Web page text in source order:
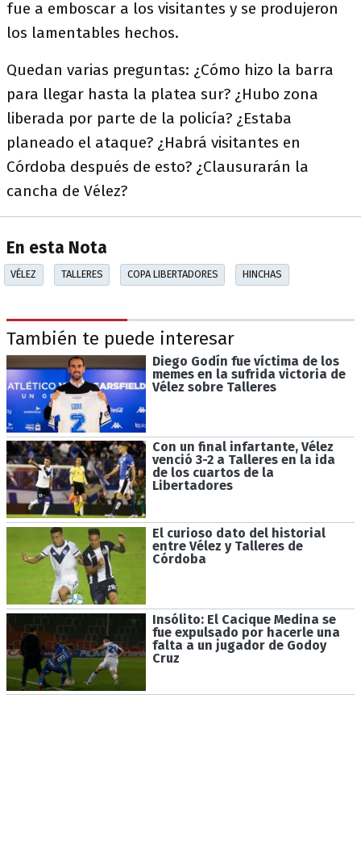
fue a emboscar a los visitantes y se produjeron
los lamentables hechos.
Quedan varias preguntas: ¿Cómo hizo la barra
para llegar hasta la platea sur? ¿Hubo zona
liberada por parte de la policía? ¿Estaba
planeado el ataque? ¿Habrá visitantes en
Córdoba después de esto? ¿Clausurarán la
cancha de Vélez?
En esta Nota
VÉLEZ TALLERES COPA LIBERTADORES HINCHAS
También te puede interesar
Diego Godín fue víctima de los
memes en la sufrida victoria de
Vélez sobre Talleres
Con un final infartante, Vélez
venció 3-2 a Talleres en la ida
de los cuartos de la
Libertadores
El curioso dato del historial
entre Vélez y Talleres de
Córdoba
Insólito: El Cacique Medina se
fue expulsado por hacerle una
falta a un jugador de Godoy
Cruz